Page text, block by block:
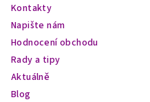
Kontakty
Napište nám
Hodnocení obchodu
Rady a tipy
Aktuálně
Blog